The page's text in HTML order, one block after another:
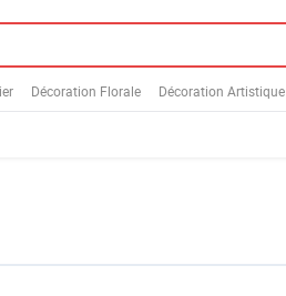
Décoration Florale Décoration Artistique